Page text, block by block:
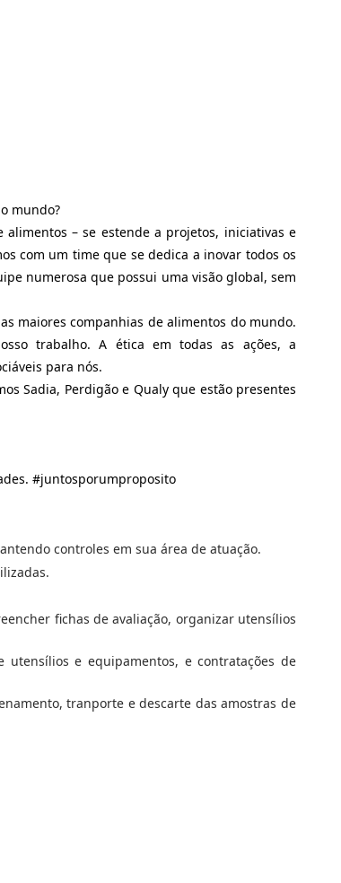
mundo?
– se estende a projetos, iniciativas e
com um time que se dedica a inovar todos os
numerosa que possui uma visão global, sem
maiores companhias de alimentos do mundo.
trabalho. A ética em todas as ações, a
para nós.
Sadia, Perdigão e Qualy que estão presentes
#juntosporumproposito
controles em sua área de atuação.
fichas de avaliação, organizar utensílios
e equipamentos, e contratações de
tranporte e descarte das amostras de